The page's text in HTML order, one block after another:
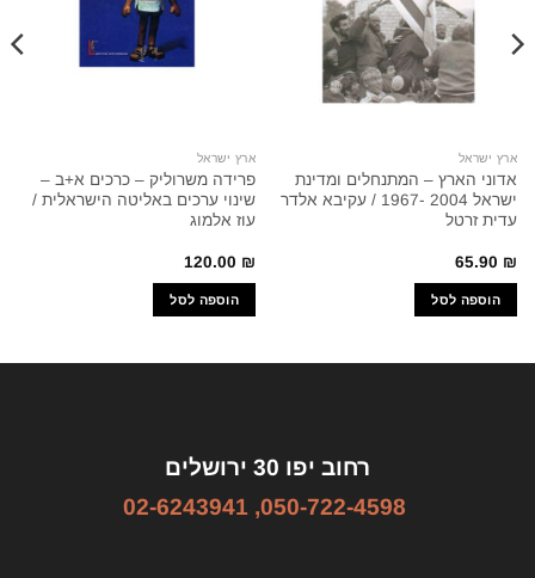
ארץ ישראל
אדוני הארץ – המתנחלים ומדינת
ישראל 2004 -1967 / עקיבא אלדר
עדית זרטל
65.90 ₪
הוספה לסל
ארץ ישראל
פרידה משרוליק – כרכים א+ב –
שינוי ערכים באליטה הישראלית /
עוז אלמוג
120.00 ₪
הוספה לסל
רחוב יפו 30 ירושלים
050-722-4598
,
02-6243941